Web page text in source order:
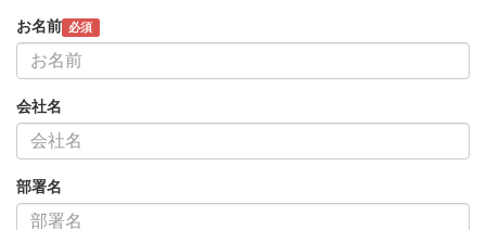
お名前 必須
会社名
部署名